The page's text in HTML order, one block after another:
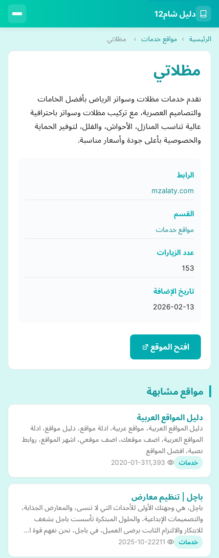
دليل شام12
الرئيسية › مواقع خدمات › مظلاتي
مظلاتي
نقدم خدمات مظلات وسواتر الرياض بأفضل الخامات
والتصاميم العصرية، مع تركيب مظلات وسواتر باحترافية
عالية تناسب المنازل، الأحواش، والفلل، لتوفير الحماية
والخصوصية بأعلى جودة وأسعار مناسبة.
الرابط
mzalaty.com
القسم
مواقع خدمات
عدد الزيارات
153
تاريخ الإضافة
2026-02-13
افتح الموقع
مواقع مشابهة
دليل المواقع العربية
دليل المواقع العربية، مواقع عربية، ادلة مواقع، دليل مواقع، ادلة
المواقع العربية، اضف موقعك، اضف موقعي، اشهر المواقع، روابط
نصية، افضل المواقع
خدمات 2020-01-31
باچل | تنظيم معارض
باچل، هي وجهتك الأولى للأحداث التي لا تنسى، والمعارض الجذابة،
والتصميمات الإبداعية، والحلول المبتكرة تأسست باجل بشغف
للابتكار والالتزام الثابت برضى العميل، في باجل، نحن نفهم قوة ا…
خدمات 2025-10-22